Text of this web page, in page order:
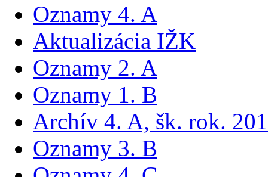
Oznamy 4. A
Aktualizácia IŽK
Oznamy 2. A
Oznamy 1. B
Archív 4. A, šk. rok.
Oznamy 3. B